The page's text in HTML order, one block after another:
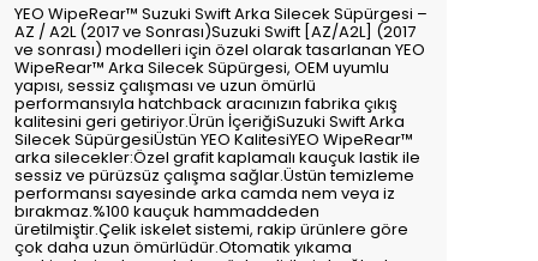
YEO WipeRear™️ Suzuki Swift Arka Silecek Süpürgesi –
AZ / A2L (2017 ve Sonrası)Suzuki Swift [AZ/A2L] (2017
ve sonrası) modelleri için özel olarak tasarlanan YEO
WipeRear™️ Arka Silecek Süpürgesi, OEM uyumlu
yapısı, sessiz çalışması ve uzun ömürlü
performansıyla hatchback aracınızın fabrika çıkış
kalitesini geri getiriyor.Ürün İçeriğiSuzuki Swift Arka
Silecek SüpürgesiÜstün YEO KalitesiYEO WipeRear™️
arka silecekler:Özel grafit kaplamalı kauçuk lastik ile
sessiz ve pürüzsüz çalışma sağlar.Üstün temizleme
performansı sayesinde arka camda nem veya iz
bırakmaz.%100 kauçuk hammaddeden
üretilmiştir.Çelik iskelet sistemi, rakip ürünlere göre
çok daha uzun ömürlüdür.Otomatik yıkama